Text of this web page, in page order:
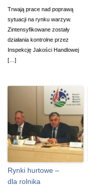
Trwają prace nad poprawą
sytuacji na rynku warzyw.
Zintensyfikowane zostały
działania kontrolne przez
Inspekcję Jakości Handlowej
[…]
Rynki hurtowe –
dla rolnika